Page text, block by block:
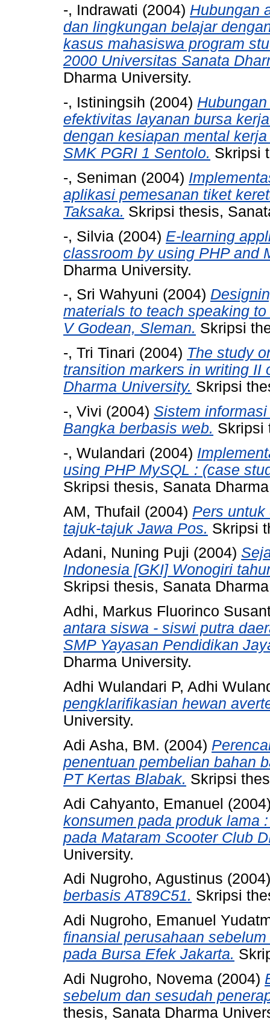
-, Indrawati (2004) Hubungan
dan lingkungan belajar
kasus mahasiswa program
2000 Universitas Sanata
Dharma University.
-, Istiningsih (2004)
efektivitas layanan bursa
dengan kesiapan mental
SMK PGRI 1 Sentolo. Skripsi
-, Seniman (2004)
aplikasi pemesanan tiket
Taksaka. Skripsi thesis,
-, Silvia (2004) E-learning
classroom by using PHP and
Dharma University.
-, Sri Wahyuni (2004)
materials to teach speaking
V Godean, Sleman. Skripsi
-, Tri Tinari (2004) The study
transition markers in writing II
Dharma University. Skripsi
-, Vivi (2004) Sistem
Bangka berbasis web. Skripsi
-, Wulandari (2004)
using PHP MySQL : (case
Skripsi thesis, Sanata
AM, Thufail (2004) Pers
tajuk-tajuk Jawa Pos. Skripsi
Adani, Nuning Puji (2004)
Indonesia [GKI] Wonogiri
Skripsi thesis, Sanata
Adhi, Markus Fluorinco
antara siswa - siswi putra
SMP Yayasan Pendidikan
Dharma University.
Adhi Wulandari P, Adhi
pengklarifikasian hewan
University.
Adi Asha, BM. (2004)
penentuan pembelian bahan
PT Kertas Blabak. Skripsi
Adi Cahyanto, Emanuel
konsumen pada produk lama
pada Mataram Scooter Club
University.
Adi Nugroho, Agustinus
berbasis AT89C51. Skripsi
Adi Nugroho, Emanuel
finansial perusahaan
pada Bursa Efek Jakarta.
Adi Nugroho, Novema (2004)
sebelum dan sesudah
thesis, Sanata Dharma